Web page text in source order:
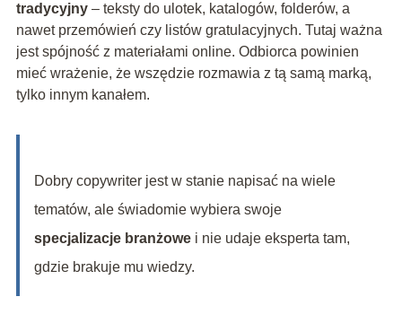
tradycyjny– teksty do ulotek, katalogów, folderów, a
nawet przemówień czy listów gratulacyjnych. Tutaj ważna
jest spójność z materiałami online. Odbiorca powinien
mieć wrażenie, że wszędzie rozmawia z tą samą marką,
tylko innym kanałem.
Dobry copywriter jest w stanie napisać na wiele
tematów, ale świadomie wybiera swoje
specjalizacje branżowei nie udaje eksperta tam,
gdzie brakuje mu wiedzy.